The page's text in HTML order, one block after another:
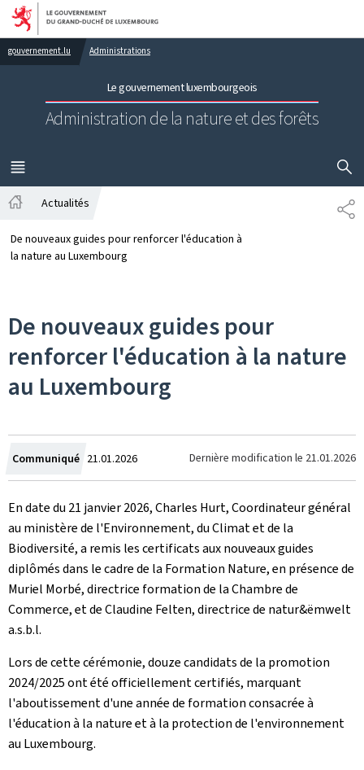
Aller au menu principal
Aller au contenu
gouvernement.lu Administrations
Le gouvernement luxembourgeois
Administration de la nature et des forêts
MENU
PRINCIPAL
Actualités
De nouveaux guides pour renforcer l'éducation à
la nature au Luxembourg
De nouveaux guides pour
renforcer l'éducation à la nature
au Luxembourg
Communiqué Crée
le
21.01.2026 Dernière modification le 21.01.2026
En date du 21 janvier 2026, Charles Hurt, Coordinateur général
au ministère de l'Environnement, du Climat et de la
Biodiversité, a remis les certificats aux nouveaux guides
diplômés dans le cadre de la Formation Nature, en présence de
Muriel Morbé, directrice formation de la Chambre de
Commerce, et de Claudine Felten, directrice de natur&ëmwelt
a.s.b.l.
Lors de cette cérémonie, douze candidats de la promotion
2024/2025 ont été officiellement certifiés, marquant
l'aboutissement d'une année de formation consacrée à
l'éducation à la nature et à la protection de l'environnement
au Luxembourg.